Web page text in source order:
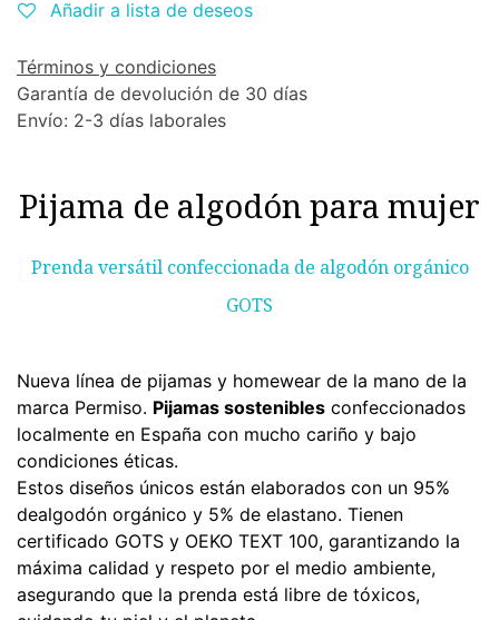
Añadir a lista de deseos
Términos y condiciones
Garantía de devolución de 30 días
Envío: 2-3 días laborales
Pijama de algodón para mujer
Prenda versátil confeccionada de algodón orgánico
GOTS
Nueva línea de pijamas y homewear de la mano de la
marca Permiso. Pijamas sostenibles confeccionados
localmente en España con mucho cariño y bajo
condiciones éticas.
Estos diseños únicos están elaborados con un 95%
dealgodón orgánico y 5% de elastano. Tienen
certificado GOTS y OEKO TEXT 100, garantizando la
máxima calidad y respeto por el medio ambiente,
asegurando que la prenda está libre de tóxicos,